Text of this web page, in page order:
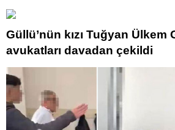
Güllü’nün kızı Tuğyan Ülkem
avukatları davadan çekildi